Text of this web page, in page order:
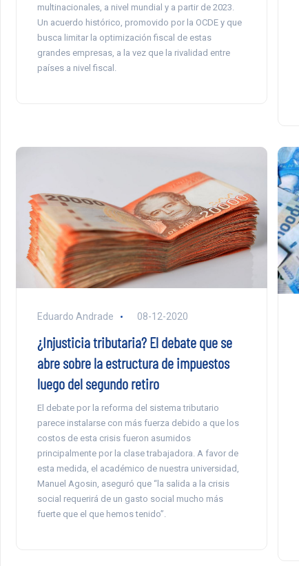
multinacionales, a nivel mundial y a partir de 2023.
Un acuerdo histórico, promovido por la OCDE y que
busca limitar la optimización fiscal de estas
grandes empresas, a la vez que la rivalidad entre
países a nivel fiscal.
Eduardo Andrade 08-12-2020
¿Injusticia tributaria? El debate que se
abre sobre la estructura de impuestos
luego del segundo retiro
El debate por la reforma del sistema tributario
parece instalarse con más fuerza debido a que los
costos de esta crisis fueron asumidos
principalmente por la clase trabajadora. A favor de
esta medida, el académico de nuestra universidad,
Manuel Agosin, aseguró que “la salida a la crisis
social requerirá de un gasto social mucho más
fuerte que el que hemos tenido”.